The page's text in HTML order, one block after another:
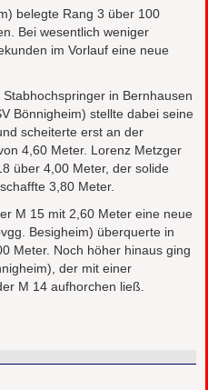
belegte Rang 3 über 100
Bei wesentlich weniger
im Vorlauf eine neue
in Bernhausen
Bönnigheim) stellte dabei seine
scheiterte erst an der
4,60 Meter. Lorenz Metzger
über 4,00 Meter, der solide
3,80 Meter.
M 15 mit 2,60 Meter eine neue
Besigheim) überquerte in
Meter. Noch höher hinaus ging
der mit einer
M 14 aufhorchen ließ.